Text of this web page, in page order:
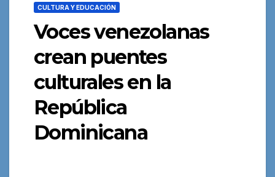
CULTURA Y EDUCACIÓN
Voces venezolanas
crean puentes
culturales en la
República
Dominicana